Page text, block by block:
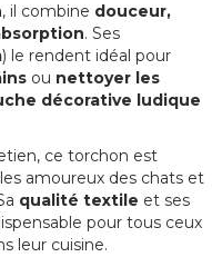
, il combine douceur,
. Ses
) le rendent idéal pour
ou nettoyer les
décorative ludique
ce torchon est
amoureux des chats et
qualité textile et ses
pour tous ceux
leur cuisine.